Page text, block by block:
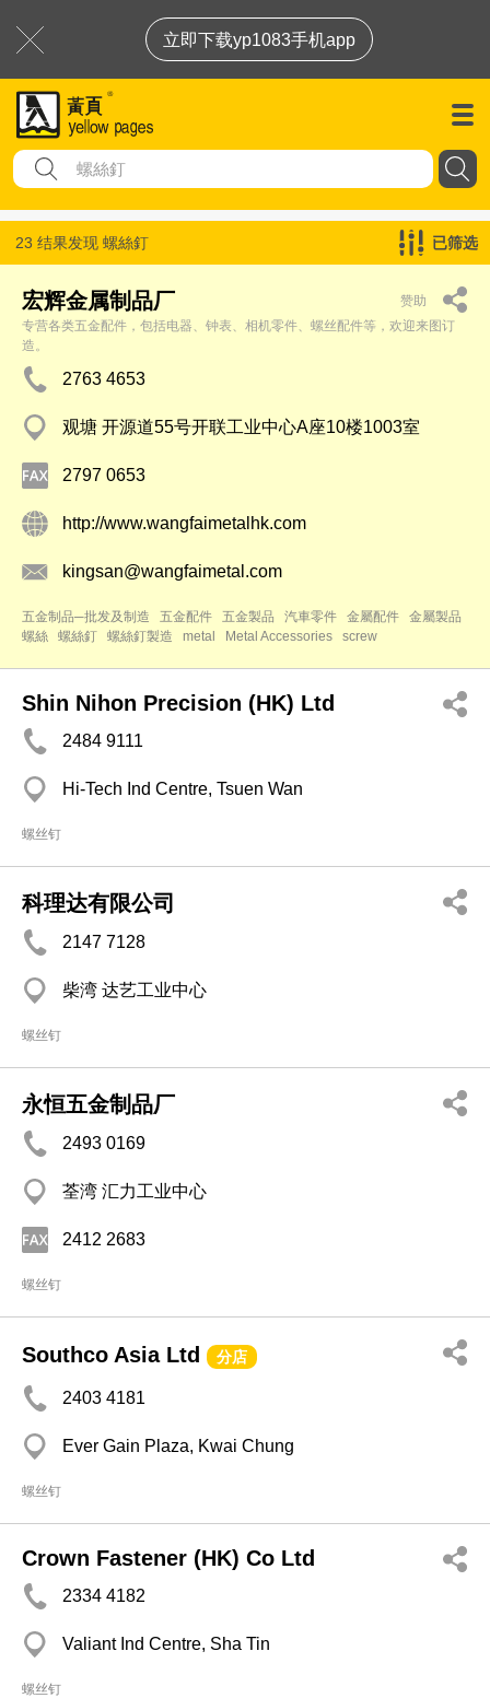
立即下载yp1083手机app
23 结果发现 螺絲釘 已筛选
宏辉金属制品厂
赞助
专营各类五金配件，包括电器、钟表、相机零件、螺丝配件等，欢迎来图订
造。
2763 4653
观塘 开源道55号开联工业中心A座10楼1003室
2797 0653
http://www.wangfaimetalhk.com
kingsan@wangfaimetal.com
五金制品─批发及制造 五金配件 五金製品 汽車零件 金屬配件
金屬製品
螺絲
螺絲釘 螺絲釘製造 metal Metal Accessories screw
Shin Nihon Precision (HK) Ltd
2484 9111
Hi-Tech Ind Centre, Tsuen Wan
螺丝钉
科理达有限公司
2147 7128
柴湾 达艺工业中心
螺丝钉
永恒五金制品厂
2493 0169
荃湾 汇力工业中心
2412 2683
螺丝钉
Southco Asia Ltd 分店
2403 4181
Ever Gain Plaza, Kwai Chung
螺丝钉
Crown Fastener (HK) Co Ltd
2334 4182
Valiant Ind Centre, Sha Tin
螺丝钉